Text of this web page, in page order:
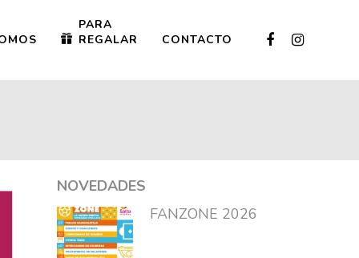
PARA
REGALAR
CONTACTO
NOVEDADES
FANZONE 2026